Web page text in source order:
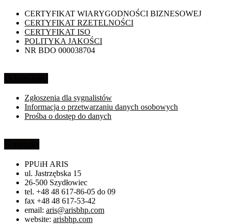
CERTYFIKAT WIARYGODNOŚCI BIZNESOWEJ
CERTYFIKAT RZETELNOŚCI
CERTYFIKAT ISO
POLITYKA JAKOŚCI
NR BDO 000038704
Zgłoszenia dla sygnalistów
Informacja o przetwarzaniu danych osobowych
Prośba o dostęp do danych
PPUiH ARIS
ul. Jastrzębska 15
26-500 Szydłowiec
tel. +48 48 617-86-05 do 09
fax +48 48 617-53-42
email: aris@arisbhp.com
website: arisbhp.com